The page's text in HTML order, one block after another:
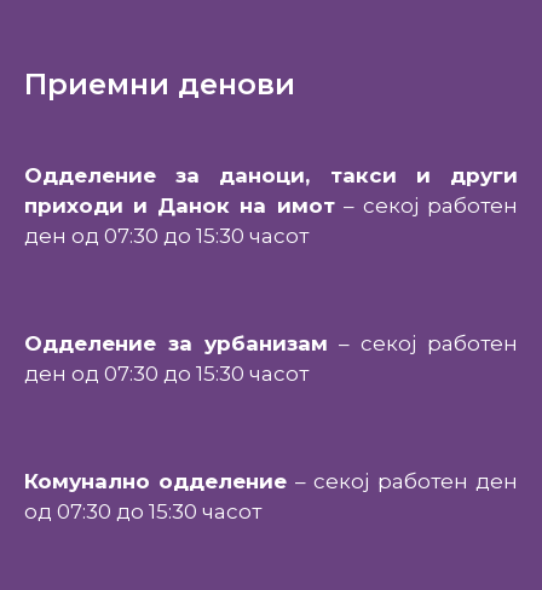
Приемни денови
Одделение за даноци, такси и други
приходи и Данок на имот– секој работен
ден од 07:30 до 15:30 часот
Одделение за урбанизам – секој работен
ден од 07:30 до 15:30 часот
Комунално одделение – секој работен ден
од 07:30 до 15:30 часот